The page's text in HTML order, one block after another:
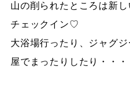
山の削られたところは新
チェックイン♡
大浴場行ったり、ジャグ
屋でまったりしたり・・・